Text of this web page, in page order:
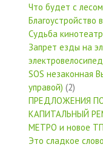
Что будет с
Благоустройство
Судьба
Запрет езды на
SOS незаконная
управой) (2)
ПРЕДЛОЖЕНИЯ
КАПИТАЛЬНЫЙ
МЕТРО и новое
Это сладкое